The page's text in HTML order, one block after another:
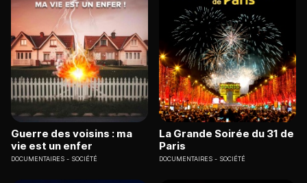
Guerre des voisins : ma
vie est un enfer
DOCUMENTAIRES SOCIÉTÉ
La Grande Soirée du 31 de
Paris
DOCUMENTAIRES SOCIÉTÉ